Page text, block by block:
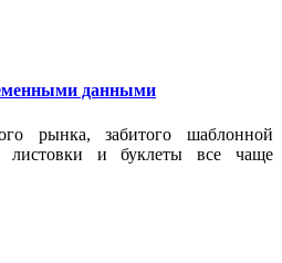
данными
рынка, забитого шаблонной
листовки и буклеты все чаще